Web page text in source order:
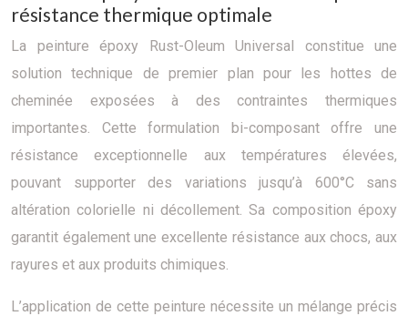
résistance thermique optimale
La peinture époxy Rust-Oleum Universal constitue une
solution technique de premier plan pour les hottes de
cheminée exposées à des contraintes thermiques
importantes. Cette formulation bi-composant offre une
résistance exceptionnelle aux températures élevées,
pouvant supporter des variations jusqu’à 600°C sans
altération colorielle ni décollement. Sa composition époxy
garantit également une excellente résistance aux chocs, aux
rayures et aux produits chimiques.
L’application de cette peinture nécessite un mélange précis